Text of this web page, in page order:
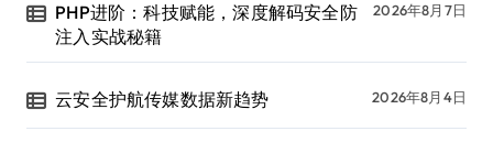
PHP进阶：科技赋能，深度解码安全防
注入实战秘籍
2026年8月7日
云安全护航传媒数据新趋势 2026年8月4日